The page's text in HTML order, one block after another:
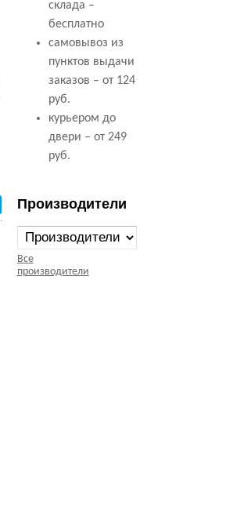
склада –
бесплатно
самовывоз из
пунктов выдачи
заказов – от 124
руб.
курьером до
двери – от 249
руб.
Производители
Все
производители